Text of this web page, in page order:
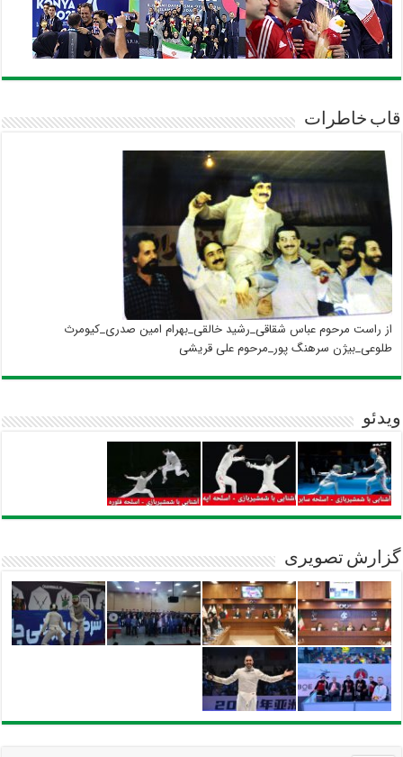
قاب خاطرات
از راست مرحوم عباس شقاقی_رشید خالقی_بهرام امین صدری_کیومرث
طلوعی_بیژن سرهنگ پور_مرحوم علی قریشی
ویدئو
گزارش تصویری